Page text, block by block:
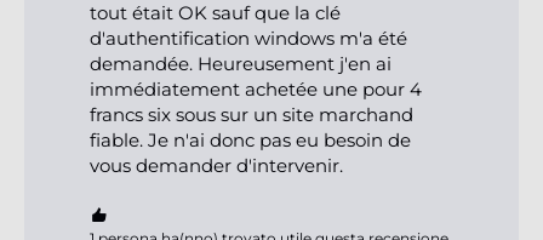
tout était OK sauf que la clé
d'authentification windows m'a été
demandée. Heureusement j'en ai
immédiatement achetée une pour 4
francs six sous sur un site marchand
fiable. Je n'ai donc pas eu besoin de
vous demander d'intervenir.